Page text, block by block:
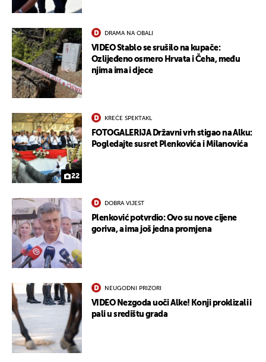
DRAMA NA OBALI
VIDEO Stablo se srušilo na kupače:
Ozlijeđeno osmero Hrvata i Čeha, među
njima ima i djece
22
KREĆE SPEKTAKL
FOTOGALERIJA Državni vrh stigao na Alku:
Pogledajte susret Plenkovića i Milanovića
DOBRA VIJEST
Plenković potvrdio: Ovo su nove cijene
goriva, a ima još jedna promjena
NEUGODNI PRIZORI
VIDEO Nezgoda uoči Alke! Konji proklizali i
pali u središtu grada